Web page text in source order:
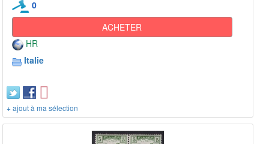
0
ACHETER
HR
Italie
+ ajout à ma sélection